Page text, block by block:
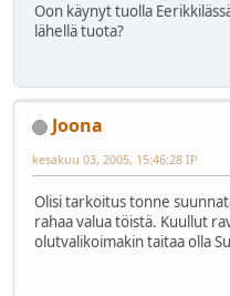
Oon käynyt tuolla
lähellä tuota?
Joona
kesäkuu 03, 2005, 15:46:28 IP
Olisi tarkoitus tonne
rahaa valua töistä. Kuullut
olutvalikoimakin taitaa olla